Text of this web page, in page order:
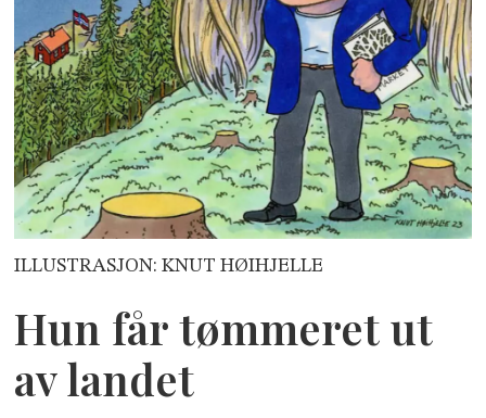
ILLUSTRASJON: KNUT HØIHJELLE
Hun får tømmeret ut
av landet